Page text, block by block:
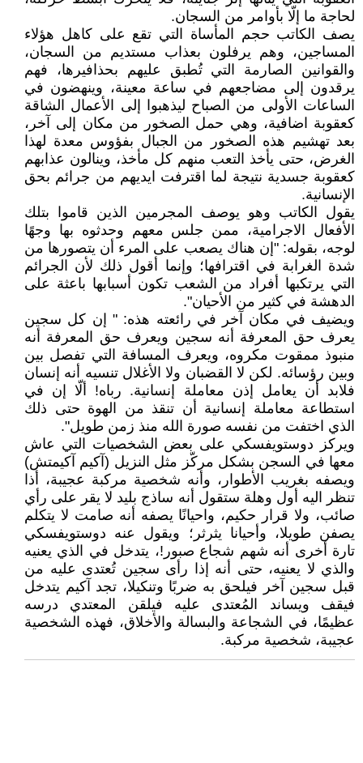
لحاجة ما إلّا بأوامر من السجان.
يصف الكاتب حجم المأساة التي تقع على كاهل هؤلاء
المساجين، وهم يرفلون بعذاب مستديم من السجان،
والقوانين الصارمة التي تُطبق عليهم بحذافيرها، فهم
يرقدون إلى مضاجعهم في ساعة معينة، وينهضون في
الساعات الأولى من الصباح ليذهبوا إلى الأعمال الشاقة
كعقوبة اضافية، وهي حمل الصخور من مكان إلى آخر،
بعد تهشيم هذه الصخور من الجبال بفؤوس معدة لهذا
الغرض، حتى يأخذ التعب منهم كل مأخذ، وينالون عذابهم
كعقوبة جسدية نتيجة لما اقترفت ايديهم من جرائم بحق
الإنسانية.
يقول الكاتب وهو يوصف المجرمين الذين قاموا بتلك
الأفعال الاجرامية، ممن جلس معهم وحدثوه بها وجهًا
لوجه، بقوله: "إن هناك يصعب على المرء أن يتصورها من
شدة الغرابة في اقترافها؛ وإنما أقول ذلك لأن الجرائم
التي يرتكبها أفراد من الشعب تكون أسبابها باعثة على
الدهشة في كثير من الأحيان".
ويضيف في مكان آخر في رائعته هذه: " إن كل سجين
يعرف حق المعرفة أنه سجين ويعرف حق المعرفة أنه
منبوذ ممقوت مكروه، ويعرف المسافة التي تفصل بين
وبين رؤسائه. لكن لا القضبان ولا الأغلال تنسيه أنه إنسان
فلابد أن يعامل إذن معاملة إنسانية. رباه! ألّا إن في
استطاعة معاملة إنسانية أن تنقذ من الهوة حتى ذلك
الذي اختفت من نفسه صورة الله منذ زمن طويل".
ويركز دوستويفسكي على بعض الشخصيات التي عاش
معها في السجن بشكل مركّز مثل النزيل (آكيم آكيمتش)
ويصفه بغريب الأطوار، وأنه شخصية مركبة عجيبة، أذا
تنظر اليه أول وهلة ستقول أنه ساذج بليد لا يقر على رأي
صائب، ولا قرار حكيم، واحيانًا يصفه أنه صامت لا يتكلم
يصفن طويلا، وأحيانا يثرثر؛ ويقول عنه دوستويفسكي
تارة أخرى أنه شهم شجاع صبور!، يتدخل في الذي يعنيه
والذي لا يعنيه، حتى أنه إذا رأى سجين تُعتدى عليه من
قبل سجين آخر فيلحق به ضربًا وتنكيلا، تجد آكيم يتدخل
فيقف ويساند المُعتدى عليه فيلقن المعتدي درسه
عظيمًا، في الشجاعة والبسالة والأخلاق، فهذه الشخصية
عجيبة، شخصية مركبة.